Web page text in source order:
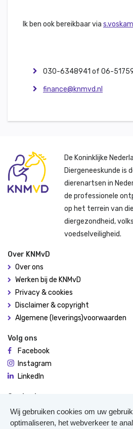
Ik ben ook bereikbaar via
030-6348941 of 06-
finance@knmvd.nl
De Koninklijke
Diergeneeskunde is
dierenartsen in
de professionele
op het terrein van
diergezondheid,
voedselveiligheid.
Over KNMvD
Over ons
Werken bij de KNMvD
Privacy & cookies
Disclaimer & copyright
Algemene (leverings)voorwaarden
Volg ons
Facebook
Instagram
LinkedIn
Contact
De Molen 94
3995 AX Houten
Wij gebruiken cookies om uw
optimaliseren, het webverkeer te